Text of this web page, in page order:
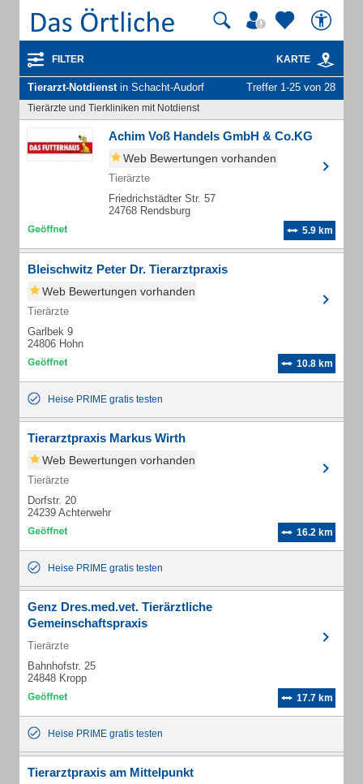
FILTER KARTE
Tierarzt-Notdienstin Schacht-Audorf Treffer 1-25 von 28
Tierärzte und Tierkliniken mit Notdienst
Achim Voß Handels GmbH & Co.KG
Web Bewertungen vorhanden
Tierärzte
Friedrichstädter Str. 57
24768 Rendsburg
5.9 km
Bleischwitz Peter Dr. Tierarztpraxis
Web Bewertungen vorhanden
Tierärzte
Garlbek 9
24806 Hohn
10.8 km
Heise PRIME gratis testen
Tierarztpraxis Markus Wirth
Web Bewertungen vorhanden
Tierärzte
Dorfstr. 20
24239 Achterwehr
16.2 km
Heise PRIME gratis testen
Genz Dres.med.vet. Tierärztliche
Gemeinschaftspraxis
Tierärzte
Bahnhofstr. 25
24848 Kropp
17.7 km
Heise PRIME gratis testen
Tierarztpraxis am Mittelpunkt